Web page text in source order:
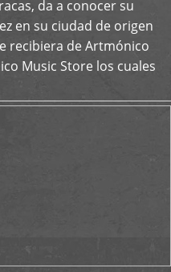
da a conocer su
en su ciudad de origen
recibiera de Artmónico
Music Store los cuales